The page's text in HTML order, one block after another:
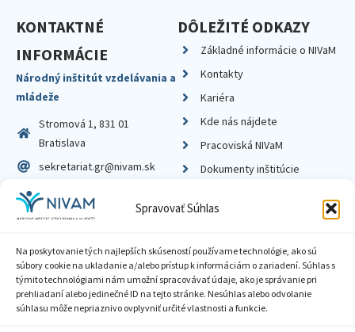
Spravovať Súhlas
Na poskytovanie tých najlepších skúseností používame technológie, ako sú
súbory cookie na ukladanie a/alebo prístup k informáciám o zariadení. Súhlas s
týmito technológiami nám umožní spracovávať údaje, ako je správanie pri
prehliadaní alebo jedinečné ID na tejto stránke. Nesúhlas alebo odvolanie
súhlasu môže nepriaznivo ovplyvniť určité vlastnosti a funkcie.
KONTAKTNÉ
INFORMÁCIE
Národný inštitút vzdelávania a
mládeže
Stromová 1, 831 01
Bratislava
sekretariat.gr@nivam.sk
IČO: 00164348
DIČ: 2020798714
DÔLEŽITÉ ODKAZY
Základné informácie o NIVaM
Kontakty
Kariéra
Kde nás nájdete
Pracoviská NIVaM
Dokumenty inštitúcie
Zásady ochrany súkromia